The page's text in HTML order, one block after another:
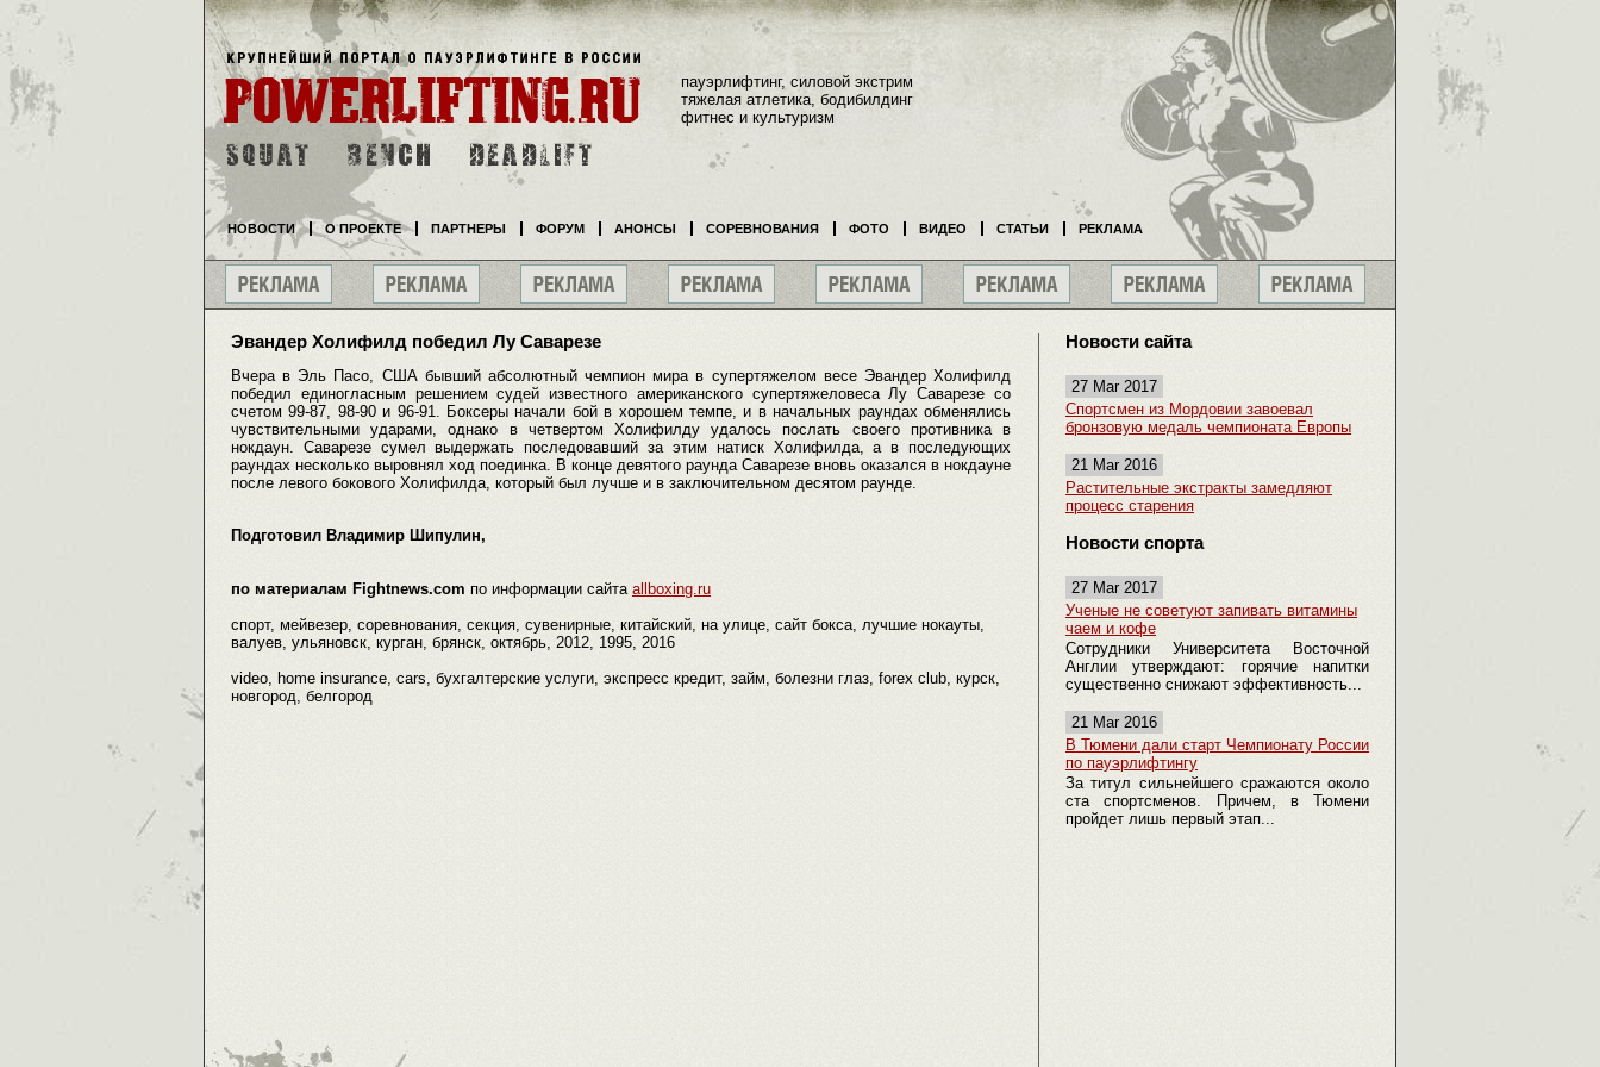
Эвандер Холифилд победил Лу Саварезе
Вчера в Эль Пасо, США бывший абсолютный чемпион мира в супертяжелом весе Эвандер Холифилд
победил единогласным решением судей известного американского супертяжеловеса Лу Саварезе со
счетом 99-87, 98-90 и 96-91. Боксеры начали бой в хорошем темпе, и в начальных раундах обменялись
чувствительными ударами, однако в четвертом Холифилду удалось послать своего противника в
нокдаун. Саварезе сумел выдержать последовавший за этим натиск Холифилда, а в последующих
раундах несколько выровнял ход поединка. В конце девятого раунда Саварезе вновь оказался в нокдауне
после левого бокового Холифилда, который был лучше и в заключительном десятом раунде.
Подготовил Владимир Шипулин,
по материалам Fightnews.com по информации сайта allboxing.ru
спорт, мейвезер, соревнования, секция, сувенирные, китайский, на улице, сайт бокса, лучшие нокауты,
валуев, ульяновск, курган, брянск, октябрь, 2012, 1995, 2016
video, home insurance, cars, бухгалтерские услуги, экспресс кредит, займ, болезни глаз, forex club, курск,
новгород, белгород
Новости сайта
27 Mar 2017
Спортсмен из Мордовии завоевал
бронзовую медаль чемпионата Европы
21 Mar 2016
Растительные экстракты замедляют
процесс старения
Новости спорта
27 Mar 2017
Ученые не советуют запивать витамины
чаем и кофе
Сотрудники Университета Восточной
Англии утверждают: горячие напитки
существенно снижают эффективность...
21 Mar 2016
В Тюмени дали старт Чемпионату России
по пауэрлифтингу
За титул сильнейшего сражаются около
ста спортсменов. Причем, в Тюмени
пройдет лишь первый этап...
пауэрлифтинг, силовой экстрим
тяжелая атлетика, бодибилдинг
фитнес и культуризм
НОВОСТИ О ПРОЕКТЕ ПАРТНЕРЫ ФОРУМ АНОНСЫ СОРЕВНОВАНИЯ ФОТО ВИДЕО СТАТЬИ РЕКЛАМА